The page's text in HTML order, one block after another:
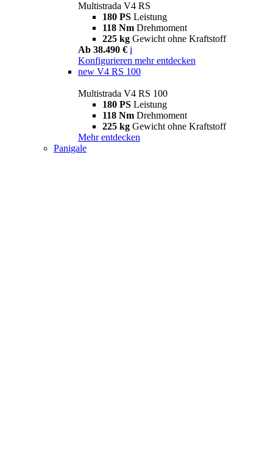
Multistrada V4 RS
180 PS Leistung
118 Nm Drehmoment
225 kg Gewicht ohne Kraftstoff
Ab 38.490 € i
Konfigurieren mehr entdecken
new V4 RS 100
Multistrada V4 RS 100
180 PS Leistung
118 Nm Drehmoment
225 kg Gewicht ohne Kraftstoff
Mehr entdecken
Panigale